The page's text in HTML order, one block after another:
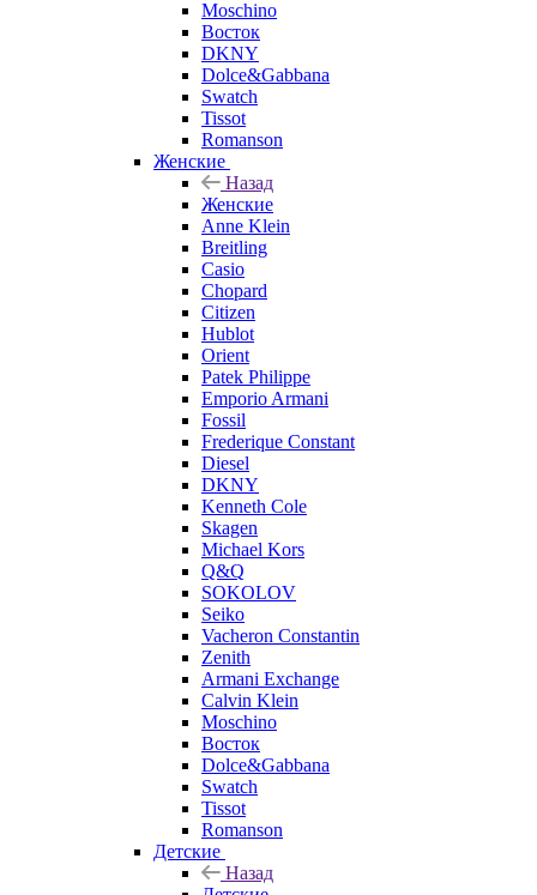
Moschino
Восток
DKNY
Dolce&Gabbana
Swatch
Tissot
Romanson
Женские
Назад
Женские
Anne Klein
Breitling
Casio
Chopard
Citizen
Hublot
Orient
Patek Philippe
Emporio Armani
Fossil
Frederique Constant
Diesel
DKNY
Kenneth Cole
Skagen
Michael Kors
Q&Q
SOKOLOV
Seiko
Vacheron Constantin
Zenith
Armani Exchange
Calvin Klein
Moschino
Восток
Dolce&Gabbana
Swatch
Tissot
Romanson
Детские
Назад